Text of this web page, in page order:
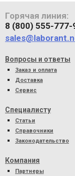
Горячая линия:
8 (800) 555-777-
Вопросы и ответы
Заказ и оплата
Доставка
Сервис
Специалисту
Статьи
Справочники
Законодательство
Компания
Партнеры